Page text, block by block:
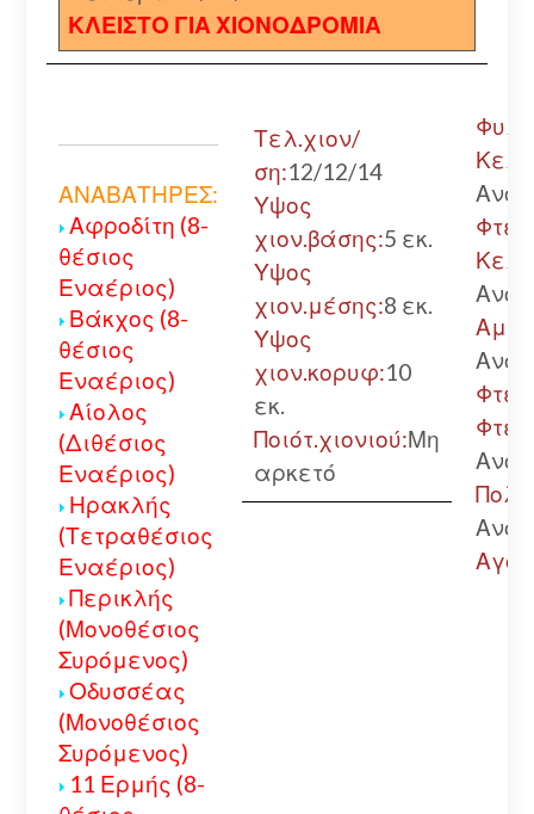
ΚΛΕΙΣΤΟ ΓΙΑ ΧΙΟΝΟΔΡΟΜΙΑ
ΑΝΑΒΑΤΗΡΕΣ:
Αφροδίτη (8-
θέσιος
Εναέριος)
Βάκχος (8-
θέσιος
Εναέριος)
Αίολος
(Διθέσιος
Εναέριος)
Ηρακλής
(Τετραθέσιος
Εναέριος)
Περικλής
(Μονοθέσιος
Συρόμενος)
Οδυσσέας
(Μονοθέσιος
Συρόμενος)
11 Ερμής (8-
Τελ.χιον/
ση:12/12/14
Υψος
χιον.βάσης:5 εκ.
Υψος
χιον.μέσης:8 εκ.
Υψος
χιον.κορυφ:10
εκ.
Ποιότ.χιονιού:Μη
αρκετό